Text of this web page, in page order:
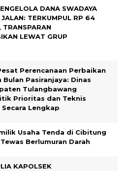
DANA SWADAYA
JALAN: TERKUMPUL RP 64
TRANSPARAN
LEWAT GRUP
Perencanaan Perbaikan
Bulan Pasiranjaya: Dinas
Tulangbawang
Prioritas dan Teknis
Lengkap
Usaha Tenda di Cibitung
Berlumuran Darah
KAPOLSEK